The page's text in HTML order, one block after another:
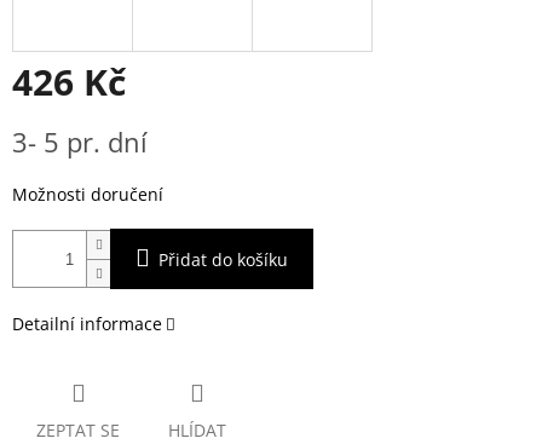
426 Kč
cena:
3- 5 pr. dní
Možnosti doručení
Přidat do košíku
Detailní informace
ZEPTAT SE HLÍDAT